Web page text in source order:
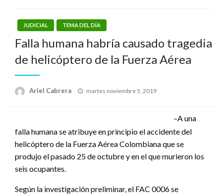
JUDICIAL TEMA DEL DÍA
Falla humana habría causado tragedia
de helicóptero de la Fuerza Aérea
Ariel Cabrera
Publicado
martes noviembre 5, 2019
–A una
falla humana se atribuye en principio el accidente del
helicóptero de la Fuerza Aérea Colombiana que se
produjo el pasado 25 de octubre y en el que murieron los
seis ocupantes.
Según la investigación preliminar, el FAC 0006 se